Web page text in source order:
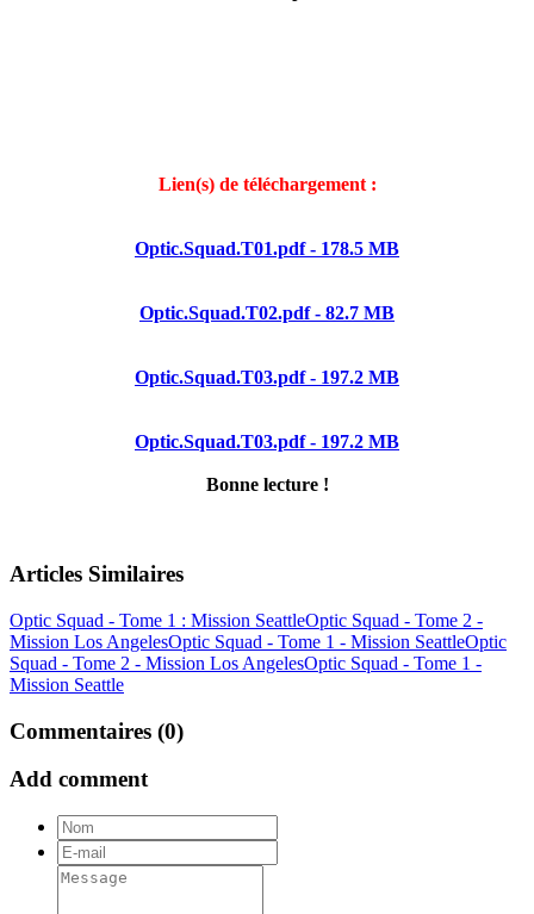
Lien(s) de téléchargement :
Optic.Squad.T01.pdf - 178.5 MB
Optic.Squad.T02.pdf - 82.7 MB
Optic.Squad.T03.pdf - 197.2 MB
Optic.Squad.T03.pdf - 197.2 MB
Bonne lecture !
Articles Similaires
Optic Squad - Tome 1 : Mission SeattleOptic Squad - Tome 2 -
Mission Los AngelesOptic Squad - Tome 1 - Mission SeattleOptic
Squad - Tome 2 - Mission Los AngelesOptic Squad - Tome 1 -
Mission Seattle
Commentaires (0)
Add comment